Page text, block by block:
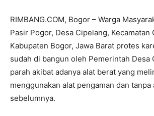
RIMBANG.COM, Bogor – Warga
Pasir Pogor, Desa Cipelang, Kecamatan
Kabupaten Bogor, Jawa Barat protes
sudah di bangun oleh Pemerintah Desa
parah akibat adanya alat berat yang
menggunakan alat pengaman dan tanpa
sebelumnya.